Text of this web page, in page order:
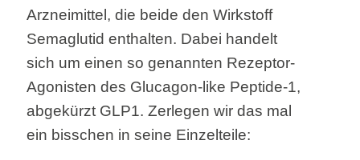
Arzneimittel, die beide den Wirkstoff
Semaglutid enthalten. Dabei handelt
sich um einen so genannten Rezeptor-
Agonisten des Glucagon-like Peptide-1,
abgekürzt GLP1. Zerlegen wir das mal
ein bisschen in seine Einzelteile: